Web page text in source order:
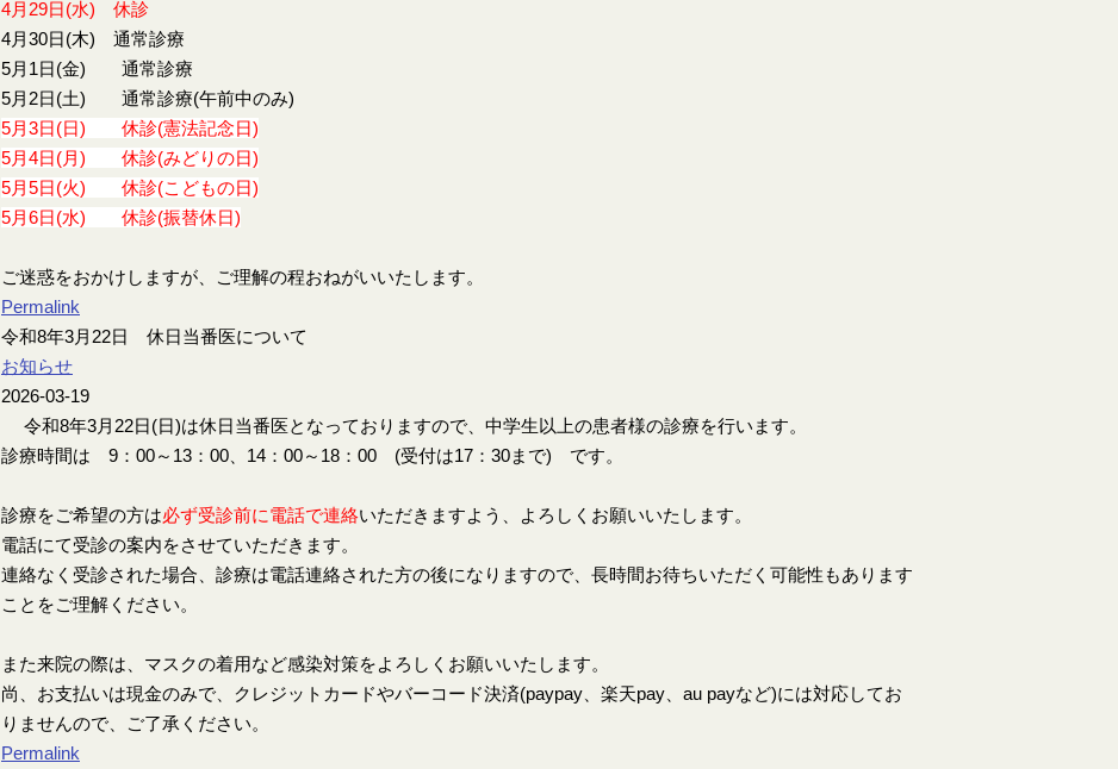
4月29日(水) 休診
4月30日(木) 通常診療
5月1日(金) 通常診療
5月2日(土) 通常診療(午前中のみ)
5月3日(日) 休診(憲法記念日)
5月4日(月) 休診(みどりの日)
5月5日(火) 休診(こどもの日)
5月6日(水) 休診(振替休日)
ご迷惑をおかけしますが、ご理解の程おねがいいたします。
Permalink
令和8年3月22日 休日当番医について
お知らせ
2026-03-19
令和8年3月22日(日)は休日当番医となっておりますので、中学生以上の患者様の診療を行います。
診療時間は 9：00～13：00、14：00～18：00 (受付は17：30まで) です。
診療をご希望の方は必ず受診前に電話で連絡いただきますよう、よろしくお願いいたします。
電話にて受診の案内をさせていただきます。
連絡なく受診された場合、診療は電話連絡された方の後になりますので、長時間お待ちいただく可能性もあります
ことをご理解ください。
また来院の際は、マスクの着用など感染対策をよろしくお願いいたします。
尚、お支払いは現金のみで、クレジットカードやバーコード決済(paypay、楽天pay、au payなど)には対応してお
りませんので、ご了承ください。
Permalink